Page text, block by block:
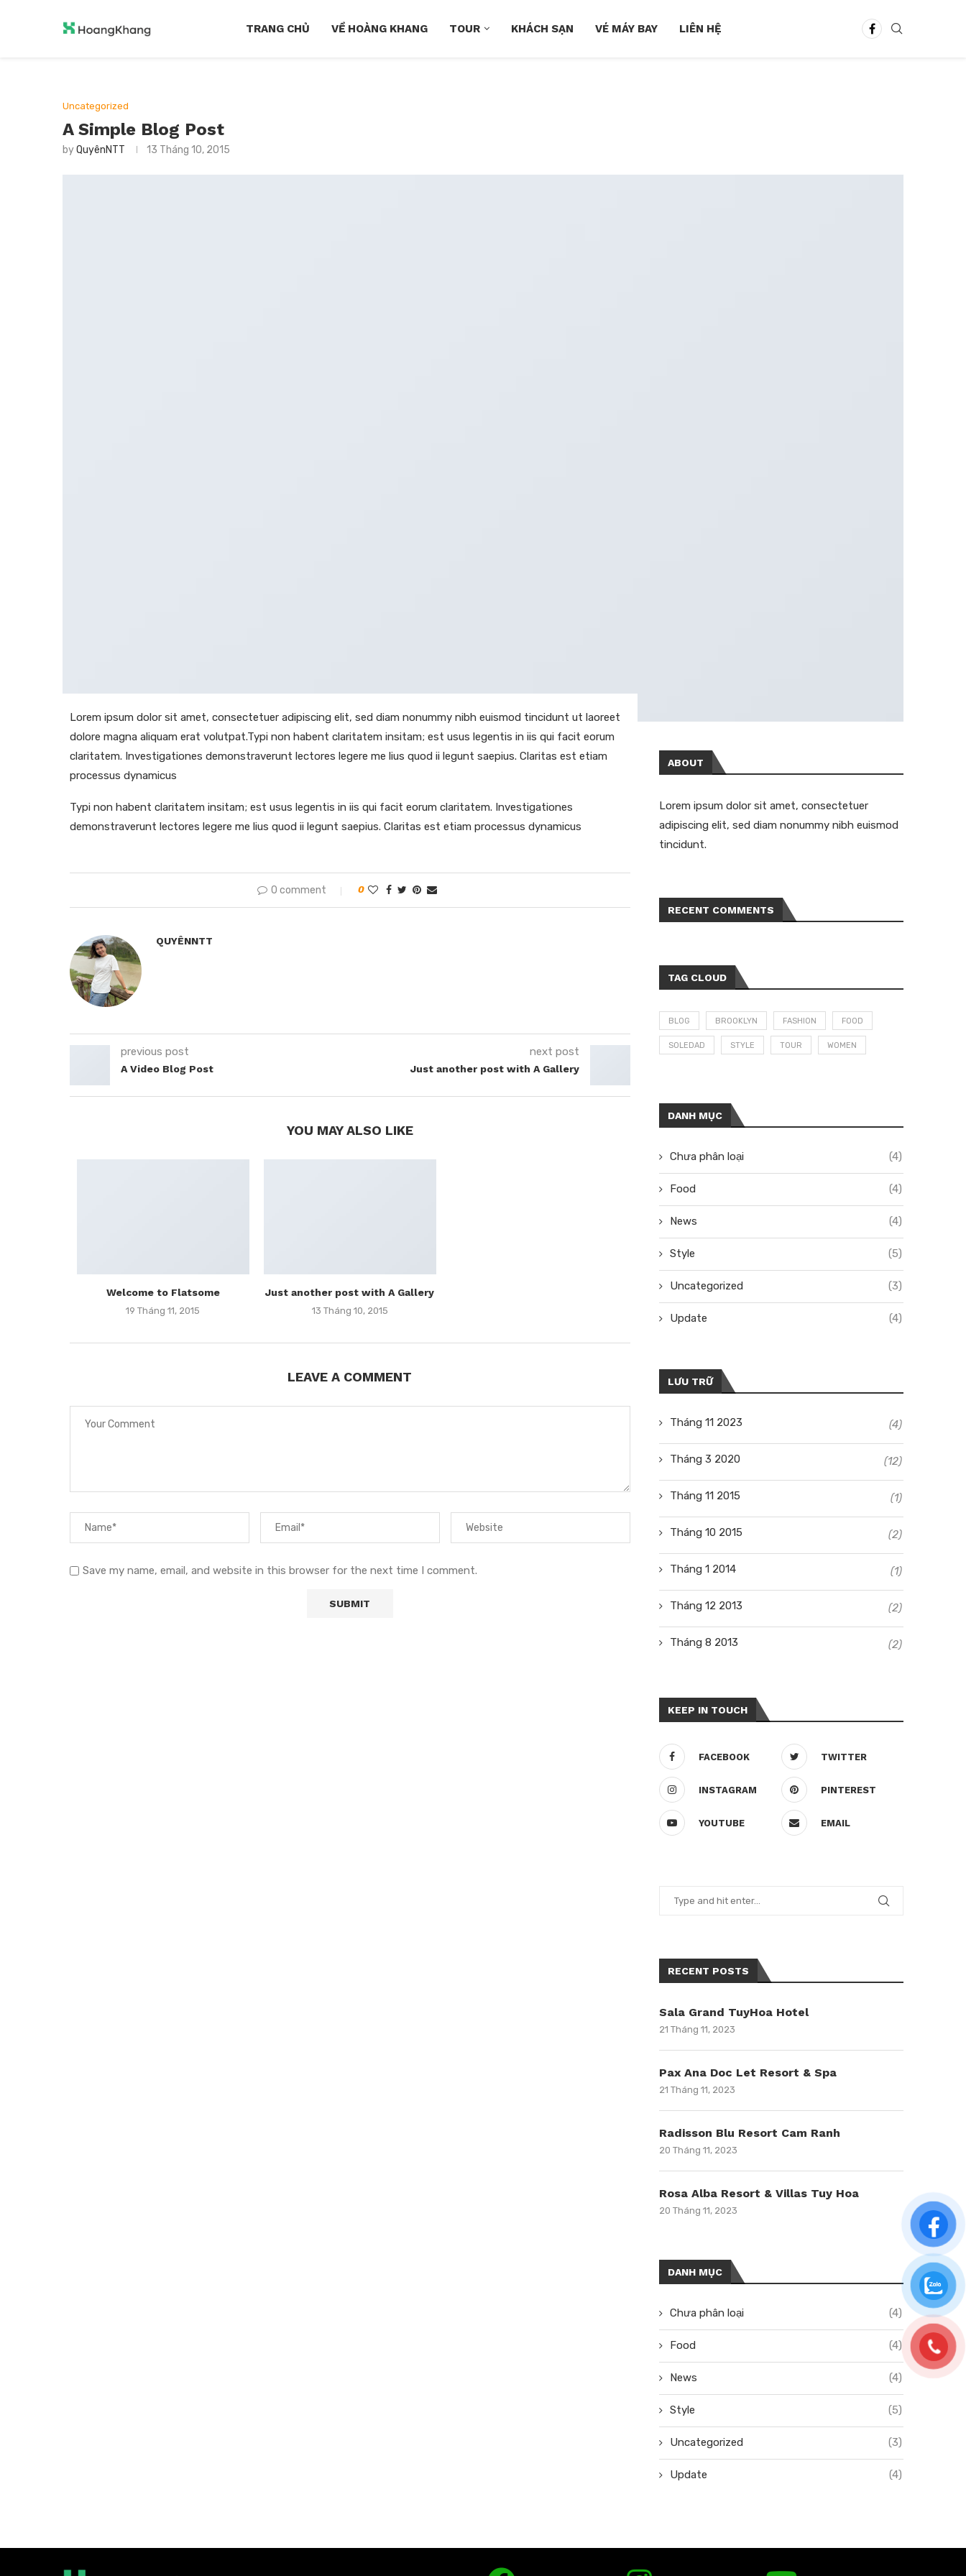
TRANG CHỦ VỀ HOÀNG KHANG TOUR KHÁCH SẠN VÉ MÁY BAY LIÊN HỆ
Uncategorized
A Simple Blog Post
byQuyênNTT 13 Tháng 10, 2015
Lorem ipsum dolor sit amet, consectetuer adipiscing elit, sed diam nonummy nibh euismod tincidunt ut laoreet
dolore magna aliquam erat volutpat.Typi non habent claritatem insitam; est usus legentis in iis qui facit eorum
claritatem. Investigationes demonstraverunt lectores legere me lius quod ii legunt saepius. Claritas est etiam
processus dynamicus
Typi non habent claritatem insitam; est usus legentis in iis qui facit eorum claritatem. Investigationes
demonstraverunt lectores legere me lius quod ii legunt saepius. Claritas est etiam processus dynamicus
0 comment 0
QUYÊNNTT
previous post
A Video Blog Post
next post
Just another post with A Gallery
YOU MAY ALSO LIKE
Welcome to Flatsome
19 Tháng 11, 2015
Just another post with A Gallery
13 Tháng 10, 2015
LEAVE A COMMENT
Save my name, email, and website in this browser for the next time I comment.
ABOUT
Lorem ipsum dolor sit amet, consectetuer
adipiscing elit, sed diam nonummy nibh euismod
tincidunt.
RECENT COMMENTS
TAG CLOUD
BLOG BROOKLYN FASHION FOOD
SOLEDAD STYLE TOUR WOMEN
DANH MỤC
Chưa phân loại (4)
Food (4)
News (4)
Style (5)
Uncategorized (3)
Update (4)
LƯU TRỮ
Tháng 11 2023 (4)
Tháng 3 2020 (12)
Tháng 11 2015 (1)
Tháng 10 2015 (2)
Tháng 1 2014 (1)
Tháng 12 2013 (2)
Tháng 8 2013 (2)
KEEP IN TOUCH
FACEBOOK TWITTER
INSTAGRAM PINTEREST
YOUTUBE EMAIL
RECENT POSTS
Sala Grand TuyHoa Hotel
21 Tháng 11, 2023
Pax Ana Doc Let Resort & Spa
21 Tháng 11, 2023
Radisson Blu Resort Cam Ranh
20 Tháng 11, 2023
Rosa Alba Resort & Villas Tuy Hoa
20 Tháng 11, 2023
DANH MỤC
Chưa phân loại (4)
Food (4)
News (4)
Style (5)
Uncategorized (3)
Update (4)